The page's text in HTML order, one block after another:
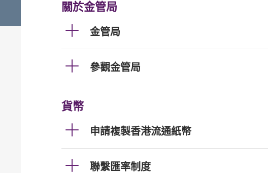
關於金管局
金管局
參觀金管局
貨幣
申請複製香港流通紙幣
聯繫匯率制度